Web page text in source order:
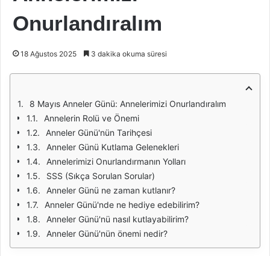
Onurlandıralım
18 Ağustos 2025 3 dakika okuma süresi
8 Mayıs Anneler Günü: Annelerimizi Onurlandıralım
Annelerin Rolü ve Önemi
Anneler Günü'nün Tarihçesi
Anneler Günü Kutlama Gelenekleri
Annelerimizi Onurlandırmanın Yolları
SSS (Sıkça Sorulan Sorular)
Anneler Günü ne zaman kutlanır?
Anneler Günü'nde ne hediye edebilirim?
Anneler Günü'nü nasıl kutlayabilirim?
Anneler Günü'nün önemi nedir?